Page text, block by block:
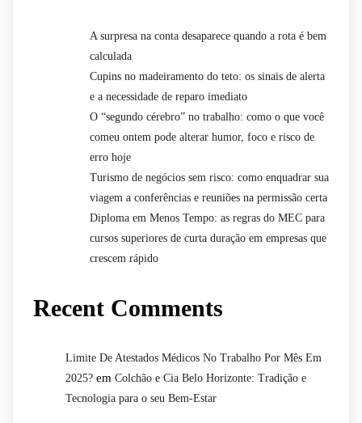
A surpresa na conta desaparece quando a rota é bem
calculada
Cupins no madeiramento do teto: os sinais de alerta
e a necessidade de reparo imediato
O “segundo cérebro” no trabalho: como o que você
comeu ontem pode alterar humor, foco e risco de
erro hoje
Turismo de negócios sem risco: como enquadrar sua
viagem a conferências e reuniões na permissão certa
Diploma em Menos Tempo: as regras do MEC para
cursos superiores de curta duração em empresas que
crescem rápido
Recent Comments
Limite De Atestados Médicos No Trabalho Por Mês Em
2025? em Colchão e Cia Belo Horizonte: Tradição e
Tecnologia para o seu Bem-Estar